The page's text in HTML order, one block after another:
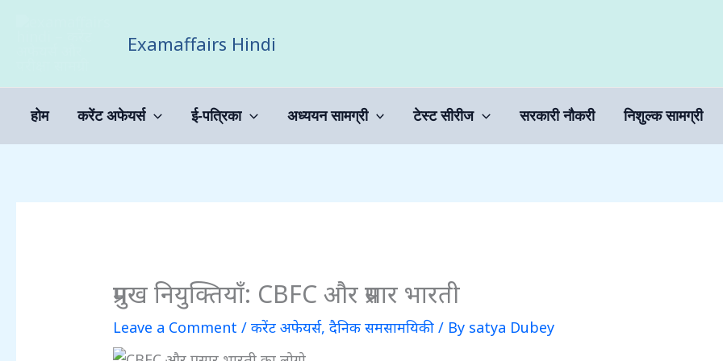
Examaffairs Hindi
होम करेंट अफेयर्स ई-पत्रिका अध्ययन सामग्री टेस्ट सीरीज सरकारी नौकरी निशुल्क सामग्री
प्रमुख नियुक्तियाँ: CBFC और प्रसार भारती
Leave a Comment /करेंट अफेयर्स,दैनिक समसामयिकी / By satya Dubey